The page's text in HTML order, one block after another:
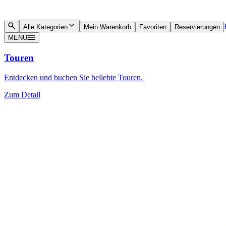
Alle Kategorien Mein Warenkorb Favoriten Reservierungen
MENU
Touren
Entdecken und buchen Sie beliebte Touren.
Zum Detail